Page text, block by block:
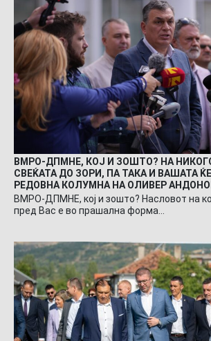
ВМРО-ДПМНЕ, КОЈ И ЗОШТО? НА
СВЕЌАТА ДО ЗОРИ, ПА ТАКА И ВАШАТА
РЕДОВНА КОЛУМНА НА ОЛИВЕР
ВМРО-ДПМНЕ, кој и зошто? Насловот на
пред Вас е во прашална форма…